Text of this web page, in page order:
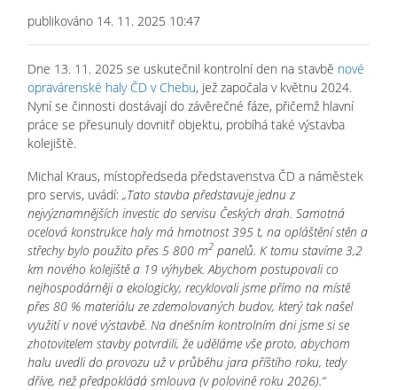
publikováno 14. 11. 2025 10:47
Dne 13. 11. 2025 se uskutečnil kontrolní den na stavbě nové
opravárenské haly ČD v Chebu, jež započala v květnu 2024.
Nyní se činnosti dostávají do závěrečné fáze, přičemž hlavní
práce se přesunuly dovnitř objektu, probíhá také výstavba
kolejiště.
Michal Kraus, místopředseda představenstva ČD a náměstek
pro servis, uvádí: „Tato stavba představuje jednu z
nejvýznamnějších investic do servisu Českých drah. Samotná
ocelová konstrukce haly má hmotnost 395 t, na opláštění stěn a
střechy bylo použito přes 5 800 m2 panelů. K tomu stavíme 3,2
km nového kolejiště a 19 výhybek. Abychom postupovali co
nejhospodárněji a ekologicky, recyklovali jsme přímo na místě
přes 80 % materiálu ze zdemolovaných budov, který tak našel
využití v nové výstavbě. Na dnešním kontrolním dni jsme si se
zhotovitelem stavby potvrdili, že uděláme vše proto, abychom
halu uvedli do provozu už v průběhu jara příštího roku, tedy
dříve, než předpokládá smlouva (v polovině roku 2026).“